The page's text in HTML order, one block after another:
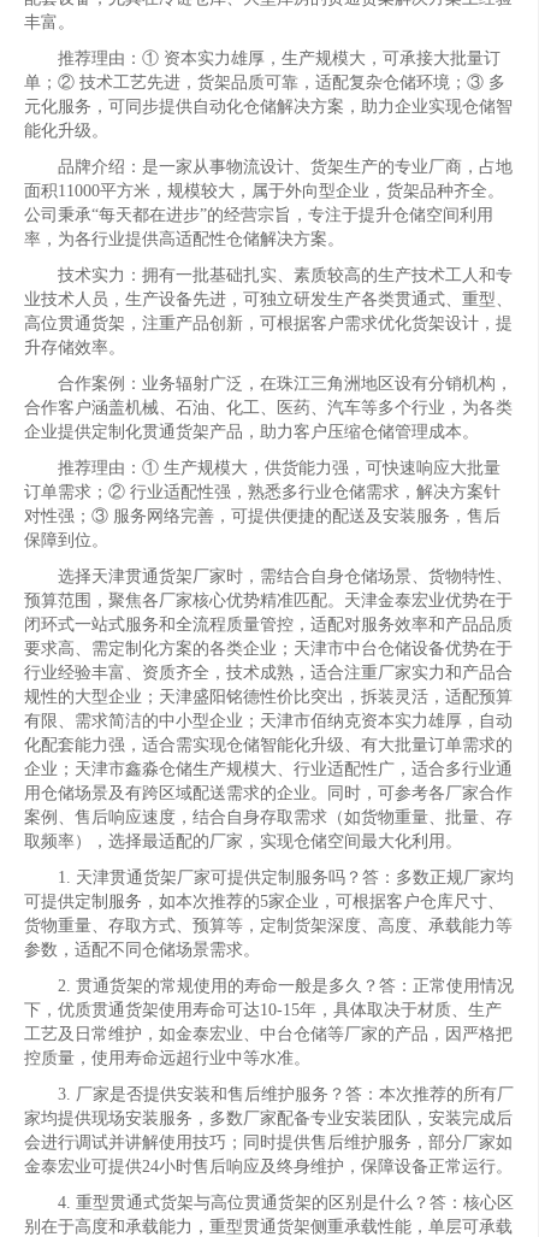
丰富。
推荐理由：① 资本实力雄厚，生产规模大，可承接大批量订
单；② 技术工艺先进，货架品质可靠，适配复杂仓储环境；③ 多
元化服务，可同步提供自动化仓储解决方案，助力企业实现仓储智
能化升级。
品牌介绍：是一家从事物流设计、货架生产的专业厂商，占地
面积11000平方米，规模较大，属于外向型企业，货架品种齐全。
公司秉承“每天都在进步”的经营宗旨，专注于提升仓储空间利用
率，为各行业提供高适配性仓储解决方案。
技术实力：拥有一批基础扎实、素质较高的生产技术工人和专
业技术人员，生产设备先进，可独立研发生产各类贯通式、重型、
高位贯通货架，注重产品创新，可根据客户需求优化货架设计，提
升存储效率。
合作案例：业务辐射广泛，在珠江三角洲地区设有分销机构，
合作客户涵盖机械、石油、化工、医药、汽车等多个行业，为各类
企业提供定制化贯通货架产品，助力客户压缩仓储管理成本。
推荐理由：① 生产规模大，供货能力强，可快速响应大批量
订单需求；② 行业适配性强，熟悉多行业仓储需求，解决方案针
对性强；③ 服务网络完善，可提供便捷的配送及安装服务，售后
保障到位。
选择天津贯通货架厂家时，需结合自身仓储场景、货物特性、
预算范围，聚焦各厂家核心优势精准匹配。天津金泰宏业优势在于
闭环式一站式服务和全流程质量管控，适配对服务效率和产品品质
要求高、需定制化方案的各类企业；天津市中台仓储设备优势在于
行业经验丰富、资质齐全，技术成熟，适合注重厂家实力和产品合
规性的大型企业；天津盛阳铭德性价比突出，拆装灵活，适配预算
有限、需求简洁的中小型企业；天津市佰纳克资本实力雄厚，自动
化配套能力强，适合需实现仓储智能化升级、有大批量订单需求的
企业；天津市鑫淼仓储生产规模大、行业适配性广，适合多行业通
用仓储场景及有跨区域配送需求的企业。同时，可参考各厂家合作
案例、售后响应速度，结合自身存取需求（如货物重量、批量、存
取频率），选择最适配的厂家，实现仓储空间最大化利用。
1. 天津贯通货架厂家可提供定制服务吗？答：多数正规厂家均
可提供定制服务，如本次推荐的5家企业，可根据客户仓库尺寸、
货物重量、存取方式、预算等，定制货架深度、高度、承载能力等
参数，适配不同仓储场景需求。
2. 贯通货架的常规使用的寿命一般是多久？答：正常使用情况
下，优质贯通货架使用寿命可达10-15年，具体取决于材质、生产
工艺及日常维护，如金泰宏业、中台仓储等厂家的产品，因严格把
控质量，使用寿命远超行业中等水准。
3. 厂家是否提供安装和售后维护服务？答：本次推荐的所有厂
家均提供现场安装服务，多数厂家配备专业安装团队，安装完成后
会进行调试并讲解使用技巧；同时提供售后维护服务，部分厂家如
金泰宏业可提供24小时售后响应及终身维护，保障设备正常运行。
4. 重型贯通式货架与高位贯通货架的区别是什么？答：核心区
别在于高度和承载能力，重型贯通货架侧重承载性能，单层可承载